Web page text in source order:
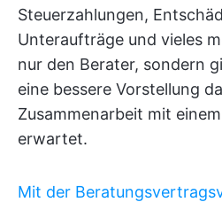
Steuerzahlungen,
Unteraufträge und vieles
nur den Berater, sondern
eine bessere Vorstellung
Zusammenarbeit mit
erwartet.
Mit der